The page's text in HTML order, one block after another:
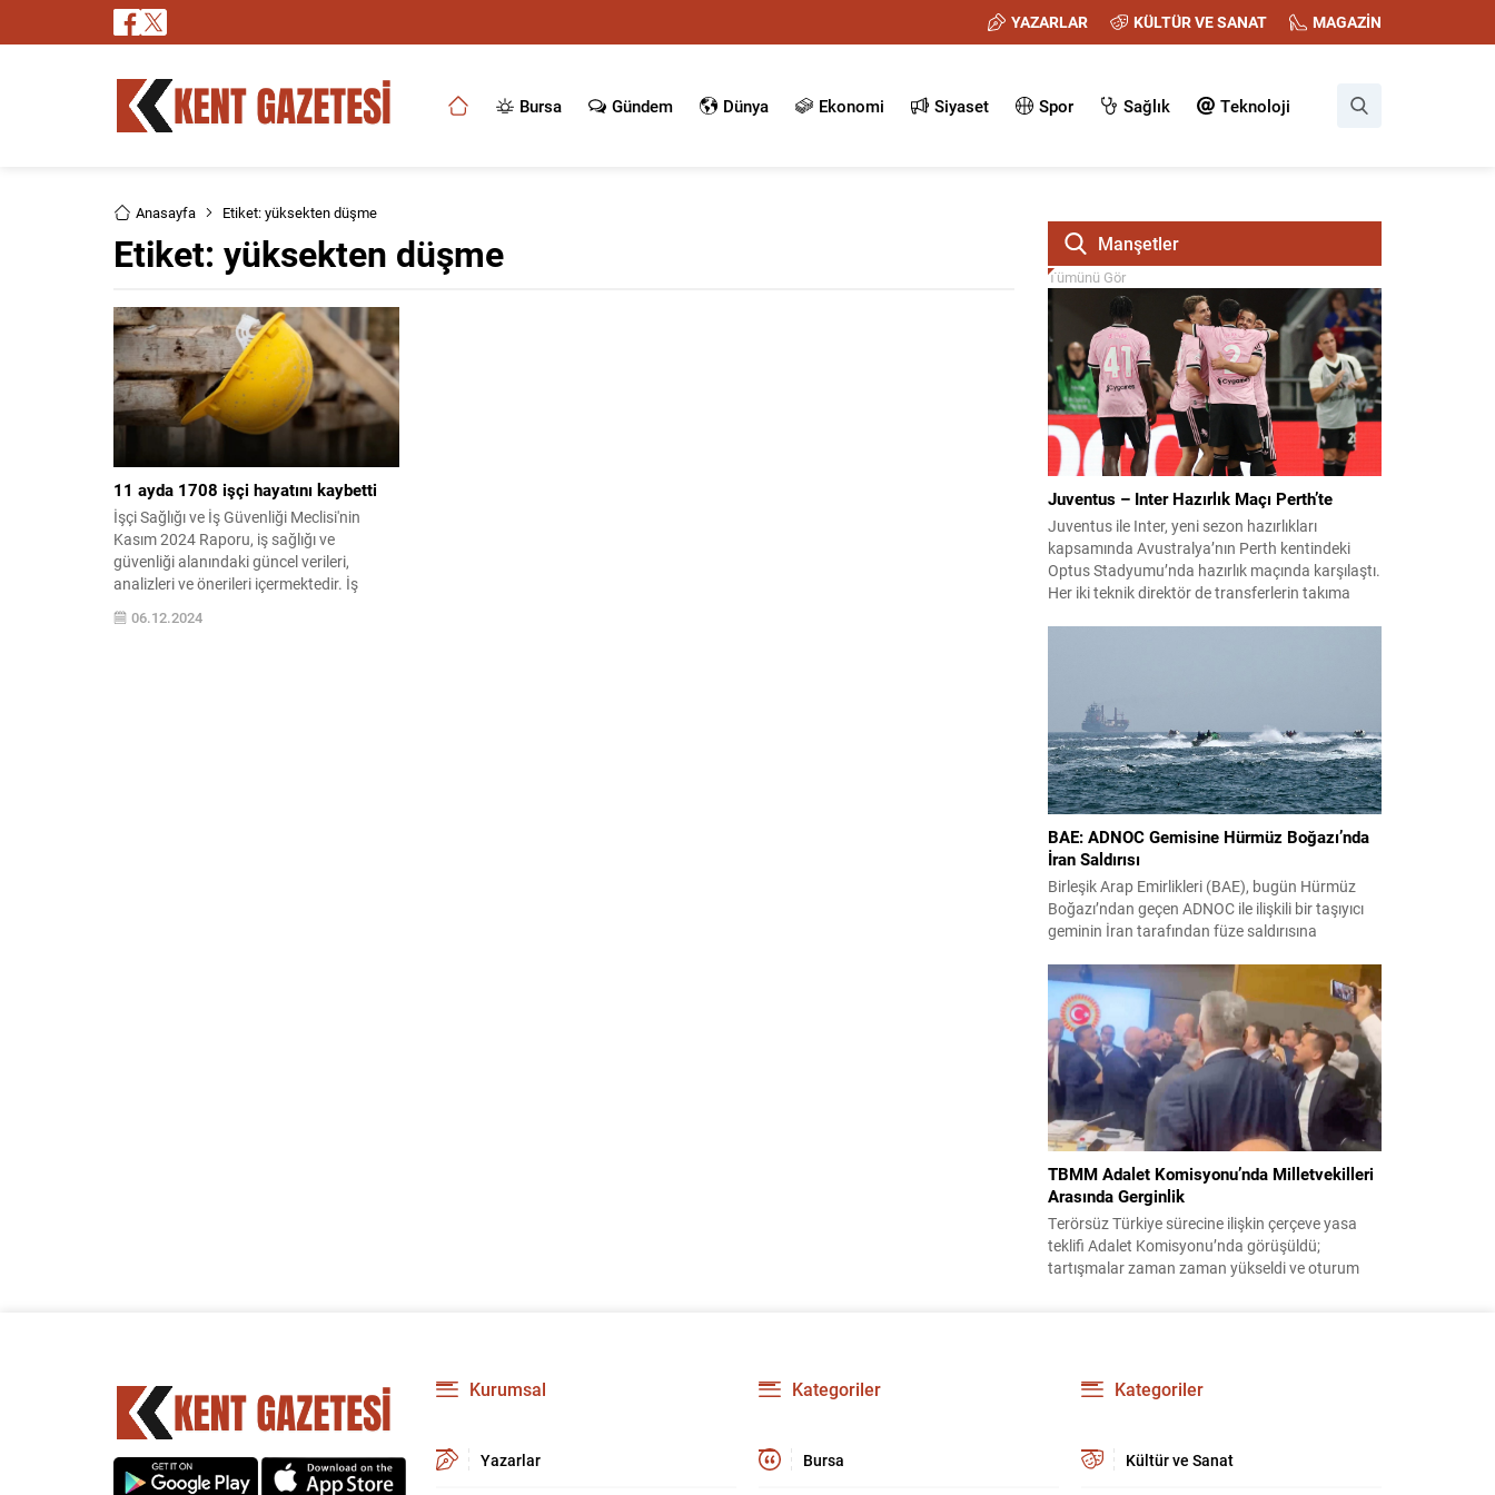
YAZARLAR KÜLTÜR VE SANAT MAGAZİN
Bursa Gündem Dünya Ekonomi Siyaset Spor Sağlık Teknoloji
Anasayfa Etiket: yüksekten düşme
Etiket: yüksekten düşme
11 ayda 1708 işçi hayatını kaybetti
İşçi Sağlığı ve İş Güvenliği Meclisi'nin
Kasım 2024 Raporu, iş sağlığı ve
güvenliği alanındaki güncel verileri,
analizleri ve önerileri içermektedir. İş
kazalarının önlenmesi ve işçi sağlığının
korunması adına önemli bilgiler
06.12.2024
Manşetler
Tümünü Gör
Juventus – Inter Hazırlık Maçı Perth’te
Juventus ile Inter, yeni sezon hazırlıkları
kapsamında Avustralya’nın Perth kentindeki
Optus Stadyumu’nda hazırlık maçında karşılaştı.
Her iki teknik direktör de transferlerin takıma
Yıldız ilk 11’de görev alırken,...
BAE: ADNOC Gemisine Hürmüz Boğazı’nda
İran Saldırısı
Birleşik Arap Emirlikleri (BAE), bugün Hürmüz
Boğazı’ndan geçen ADNOC ile ilişkili bir taşıyıcı
geminin İran tarafından füze saldırısına
alındığını bildirirken saldırıyı kınadı ve Tahran’ı
korsanlıkla suçladı. WAM ajansının aktardığı ilk
açıklamada, ADNOC’a ait bir geminin sabah
saatlerinde hedef alındığı belirtildi; ilerleyen
dakikalarda ise BAE...
TBMM Adalet Komisyonu’nda Milletvekilleri
Arasında Gerginlik
Terörsüz Türkiye sürecine ilişkin çerçeve yasa
teklifi Adalet Komisyonu’nda görüşüldü;
tartışmalar zaman zaman yükseldi ve oturum
arasında söz düellosu başladı; taraflar birbirlerini
sert ifadelerle eleştirdi. Tartışma...
Kurumsal
Yazarlar
Kategoriler
Bursa
Kategoriler
Kültür ve Sanat